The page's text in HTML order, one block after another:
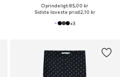
Oprindeligt: 85,00 kr
Sidste laveste pris:62,10 kr
+3